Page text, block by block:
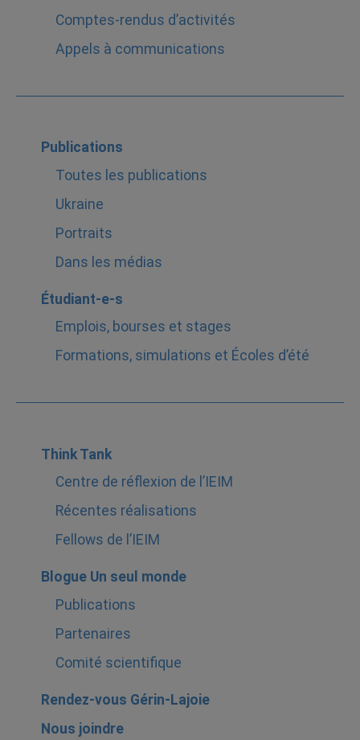
Comptes-rendus d’activités
Appels à communications
Publications
Toutes les publications
Ukraine
Portraits
Dans les médias
Étudiant-e-s
Emplois, bourses et stages
Formations, simulations et Écoles d’été
Think Tank
Centre de réflexion de l’IEIM
Récentes réalisations
Fellows de l’IEIM
Blogue Un seul monde
Publications
Partenaires
Comité scientifique
Rendez-vous Gérin-Lajoie
Nous joindre